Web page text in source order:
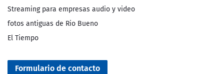
Streaming para empresas audio y video
fotos antiguas de Rio Bueno
El Tiempo
Formulario de contacto